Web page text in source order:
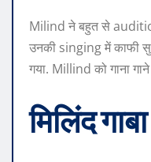
Milind ने बहुत से
उनकी singing में काफी
गया. Millind को गाना
मिलिंद